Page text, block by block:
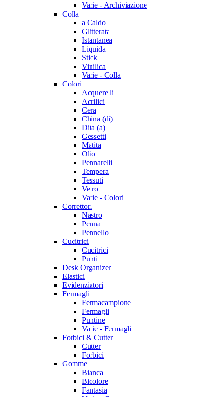
Varie - Archiviazione
Colla
a Caldo
Glitterata
Istantanea
Liquida
Stick
Vinilica
Varie - Colla
Colori
Acquerelli
Acrilici
Cera
China (di)
Dita (a)
Gessetti
Matita
Olio
Pennarelli
Tempera
Tessuti
Vetro
Varie - Colori
Correttori
Nastro
Penna
Pennello
Cucitrici
Cucitrici
Punti
Desk Organizer
Elastici
Evidenziatori
Fermagli
Fermacampione
Fermagli
Puntine
Varie - Fermagli
Forbici & Cutter
Cutter
Forbici
Gomme
Bianca
Bicolore
Fantasia